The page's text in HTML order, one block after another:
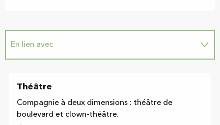
En lien avec
Théâtre
Compagnie à deux dimensions : théâtre de
boulevard et clown-théâtre.